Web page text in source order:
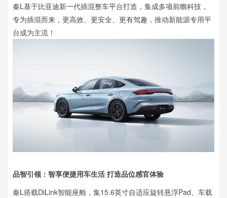
秦L基于比亚迪新一代插混整车平台打造，集成多项前瞻科技，
专为插混而来，更高效、更安全、更有驾趣，推动新能源专用平
台成为主流！
品智引领：智享便捷用车生活 打造品位感官体验
秦L搭载DiLink智能座舱，集15.6英寸自适应旋转悬浮Pad、车载